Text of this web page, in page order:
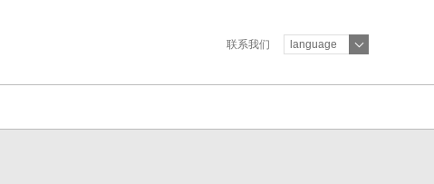
联系我们 language